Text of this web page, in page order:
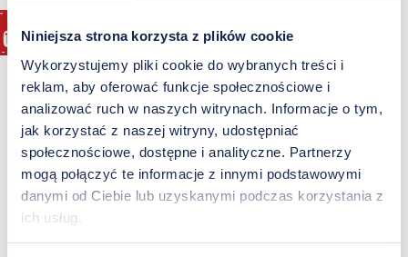
Niniejsza strona korzysta z plików cookie
Wykorzystujemy pliki cookie do wybranych treści i
reklam, aby oferować funkcje społecznościowe i
analizować ruch w naszych witrynach. Informacje o tym,
jak korzystać z naszej witryny, udostępniać
społecznościowe, dostępne i analityczne. Partnerzy
mogą połączyć te informacje z innymi podstawowymi
danymi od Ciebie lub uzyskanymi podczas korzystania z
ich usług.